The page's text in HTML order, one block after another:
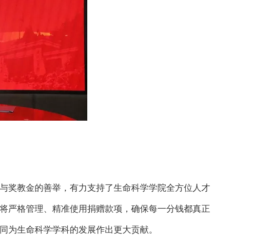
奖教金的善举，有力支持了生命科学学院全方位人才
严格管理、精准使用捐赠款项，确保每一分钱都真正
生命科学学科的发展作出更大贡献。